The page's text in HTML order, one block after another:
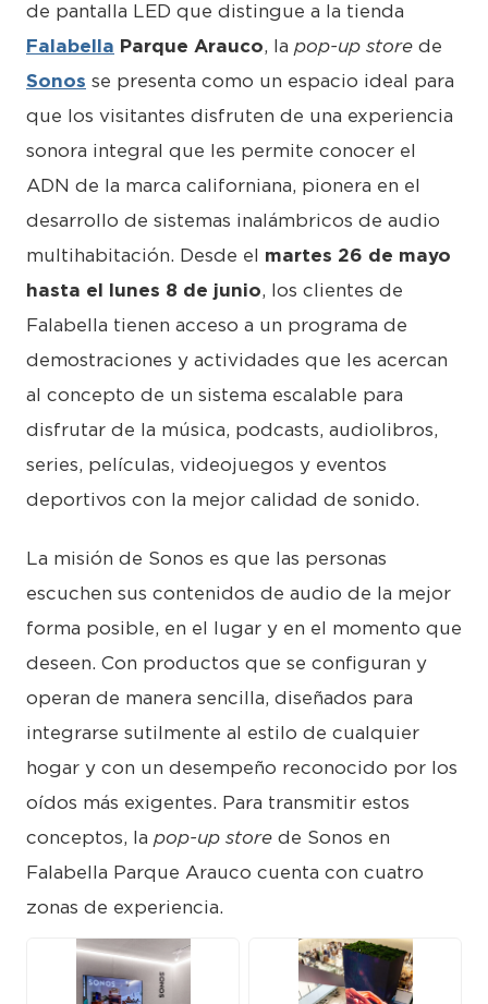
de pantalla LED que distingue a la tienda
Falabella Parque Arauco, la pop-up store de
Sonos se presenta como un espacio ideal para
que los visitantes disfruten de una experiencia
sonora integral que les permite conocer el
ADN de la marca californiana, pionera en el
desarrollo de sistemas inalámbricos de audio
multihabitación. Desde el martes 26 de mayo
hasta el lunes 8 de junio, los clientes de
Falabella tienen acceso a un programa de
demostraciones y actividades que les acercan
al concepto de un sistema escalable para
disfrutar de la música, podcasts, audiolibros,
series, películas, videojuegos y eventos
deportivos con la mejor calidad de sonido.
La misión de Sonos es que las personas
escuchen sus contenidos de audio de la mejor
forma posible, en el lugar y en el momento que
deseen. Con productos que se configuran y
operan de manera sencilla, diseñados para
integrarse sutilmente al estilo de cualquier
hogar y con un desempeño reconocido por los
oídos más exigentes. Para transmitir estos
conceptos, la pop-up store de Sonos en
Falabella Parque Arauco cuenta con cuatro
zonas de experiencia.